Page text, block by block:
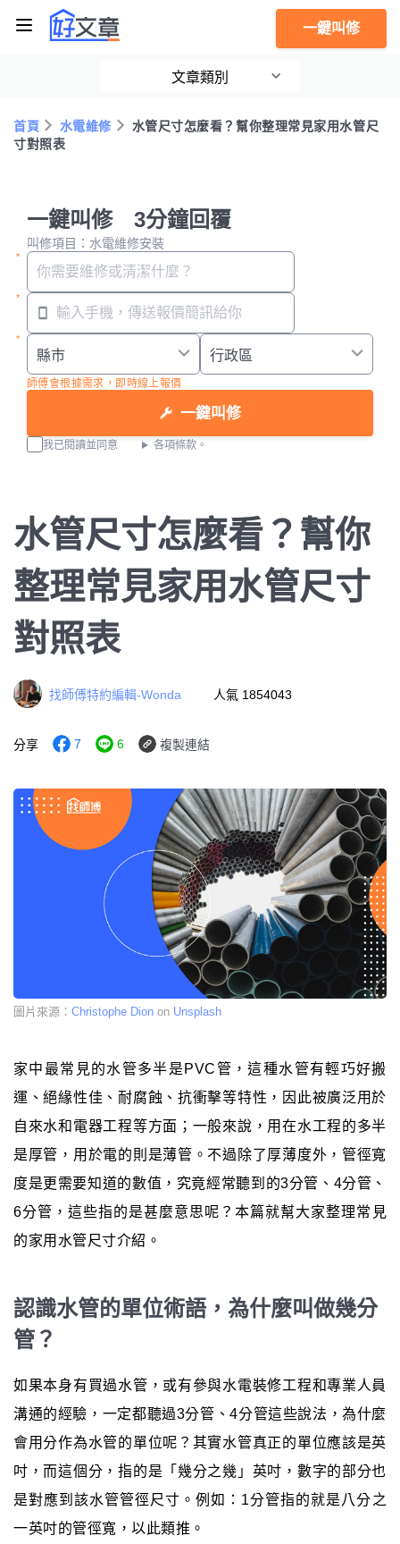
一鍵叫修
文章類別
首頁 水電維修
水管尺寸怎麼看？幫你整理常見家用水管尺
寸對照表
一鍵叫修 3分鐘回覆
叫修項目：水電維修安裝
師傅會根據需求，即時線上報價
一鍵叫修
我已閱讀並同意 各項條款。
水管尺寸怎麼看？幫你
整理常見家用水管尺寸
對照表
找師傅特約編輯-Wonda 人氣 1854043
分享 7 6 複製連結
圖片來源： Christophe Dion on Unsplash
家中最常見的水管多半是PVC管，這種水管有輕巧好搬
運、絕緣性佳、耐腐蝕、抗衝擊等特性，因此被廣泛用於
自來水和電器工程等方面；一般來說，用在水工程的多半
是厚管，用於電的則是薄管。不過除了厚薄度外，管徑寬
度是更需要知道的數值，究竟經常聽到的3分管、4分管、
6分管，這些指的是甚麼意思呢？本篇就幫大家整理常見
的家用水管尺寸介紹。
認識水管的單位術語，為什麼叫做幾分
管？
如果本身有買過水管，或有參與水電裝修工程和專業人員
溝通的經驗，一定都聽過3分管、4分管這些說法，為什麼
會用分作為水管的單位呢？其實水管真正的單位應該是英
吋，而這個分，指的是「幾分之幾」英吋，數字的部分也
是對應到該水管管徑尺寸。例如：1分管指的就是八分之
一英吋的管徑寬，以此類推。